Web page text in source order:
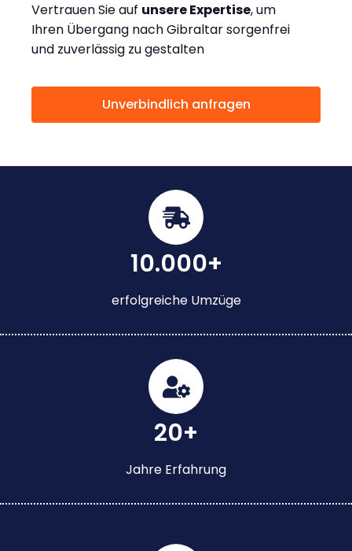
Vertrauen Sie auf unsere Expertise, um
Ihren Übergang nach Gibraltar sorgenfrei
und zuverlässig zu gestalten
Unverbindlich anfragen
10.000+
erfolgreiche Umzüge
20+
Jahre Erfahrung